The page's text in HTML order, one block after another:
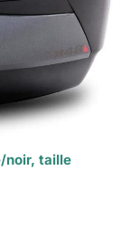
noir, taille